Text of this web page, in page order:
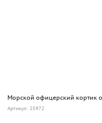
Морской офицерский кортик
Артикул: 25972